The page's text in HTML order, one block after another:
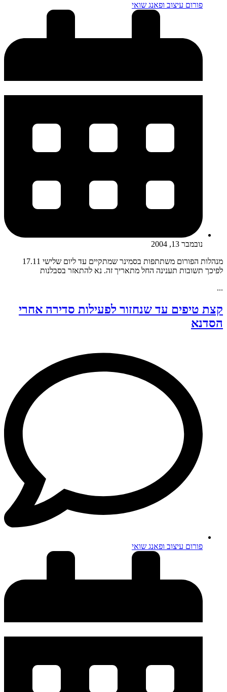
פורום עיצוב ופאנג שואי
נובמבר 13, 2004
מנהלות הפורום משתתפות בסמינר שמתקיים עד ליום שלישי 17.11
לפיכך תשובות תענינה החל מתאריך זה. נא להתאזר בסבלנות
...
קצת טיפים עד שנחזור לפעילות סדירה אחרי
הסדנא
פורום עיצוב ופאנג שואי